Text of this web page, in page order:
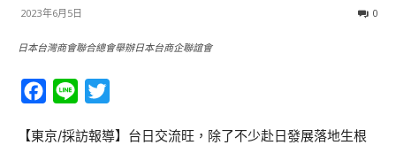
2023年6月5日 0
日本台灣商會聯合總會舉辦日本台商企聯誼會
Facebook
Line
【東京/採訪報導】台日交流旺，除了不少赴日發展落地生根